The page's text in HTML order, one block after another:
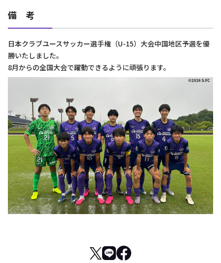
備 考
日本クラブユースサッカー選手権（U-15）大会中国地区予選を優
勝いたしました。
8月からの全国大会で躍動できるように頑張ります。